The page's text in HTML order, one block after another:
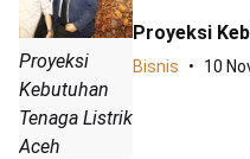
Proyeksi
Kebutuhan
Tenaga Listrik
Aceh
Proyeksi
Bisnis 10